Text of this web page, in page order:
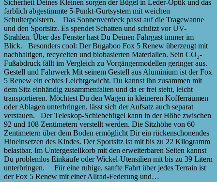
Sicherheit Deines Kleinen sorgen der Bügel in Leder-Optik und das
farblich abgestimmte 5-Punkt-Gurtsystem mit weichen
Schulterpolstern. Das Sonnenverdeck passt auf die Tragewanne
und den Sportsitz. Es spendet Schatten und schützt vor UV-
Strahlen. Über das Fenster hast Du Deinen Fahrgast immer im
Blick. Besonders cool: Der Bugaboo Fox 5 Renew überzeugt mit
nachhaltigen, recycelten und biobasierten Materialien. Sein CO₂-
Fußabdruck fällt im Vergleich zu Vorgängermodellen geringer aus.
Gestell und Fahrwerk Mit seinem Gestell aus Aluminium ist der Fox
5 Renew ein echtes Leichtgewicht. Du kannst ihn zusammen mit
dem Sitz einhändig zusammenfalten und da er frei steht, leicht
transportieren. Möchtest Du den Wagen in kleineren Kofferräumen
oder Ablagen unterbringen, lässt sich der Aufsatz auch separat
verstauen. Der Teleskop-Schiebebügel kann in der Höhe zwischen
92 und 108 Zentimetern verstellt werden. Die Sitzhöhe von 60
Zentimetern über dem Boden ermöglicht Dir ein rückenschonendes
Hineinsetzen des Kindes. Der Sportsitz ist mit bis zu 22 Kilogramm
belastbar. Im Untergestellkorb mit den erweiterbaren Seiten kannst
Du problemlos Einkäufe oder Wickel-Utensilien mit bis zu 39 Litern
unterbringen. Für eine ruhige, sanfte Fahrt über jedes Terrain ist
der Fox 5 Renew mit einer Allrad-Federung und…